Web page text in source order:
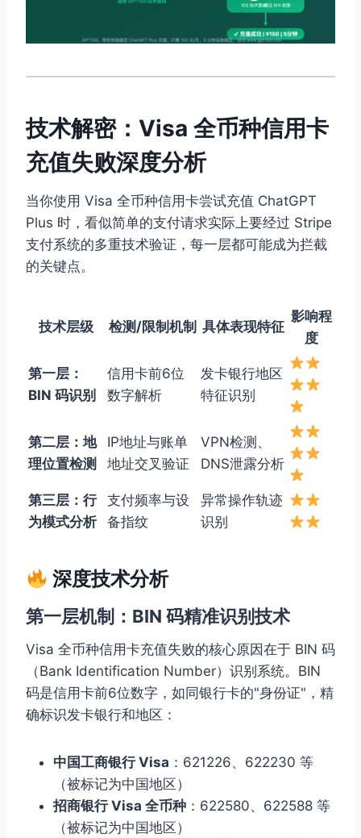
技术解密：Visa 全币种信用卡
充值失败深度分析
当你使用 Visa 全币种信用卡尝试充值 ChatGPT
Plus 时，看似简单的支付请求实际上要经过 Stripe
支付系统的多重技术验证，每一层都可能成为拦截
的关键点。
技术层级 检测/限制机制 具体表现特征
影响程
度
第一层：
BIN 码识别
信用卡前6位
数字解析
发卡银行地区
特征识别
第二层：地
理位置检测
IP地址与账单
地址交叉验证
VPN检测、
DNS泄露分析
第三层：行
为模式分析
支付频率与设
备指纹
异常操作轨迹
识别
深度技术分析
第一层机制：BIN 码精准识别技术
Visa 全币种信用卡充值失败的核心原因在于 BIN 码
（Bank Identification Number）识别系统。BIN
码是信用卡前6位数字，如同银行卡的"身份证"，精
确标识发卡银行和地区：
中国工商银行 Visa ：621226、622230 等
（被标记为中国地区）
招商银行 Visa 全币种 ：622580、622588 等
（被标记为中国地区）